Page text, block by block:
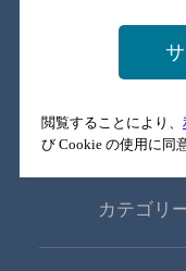
家時間をたのし
ごはんと
カテゴリ
閲覧することにより、
び Cookie の使用に同